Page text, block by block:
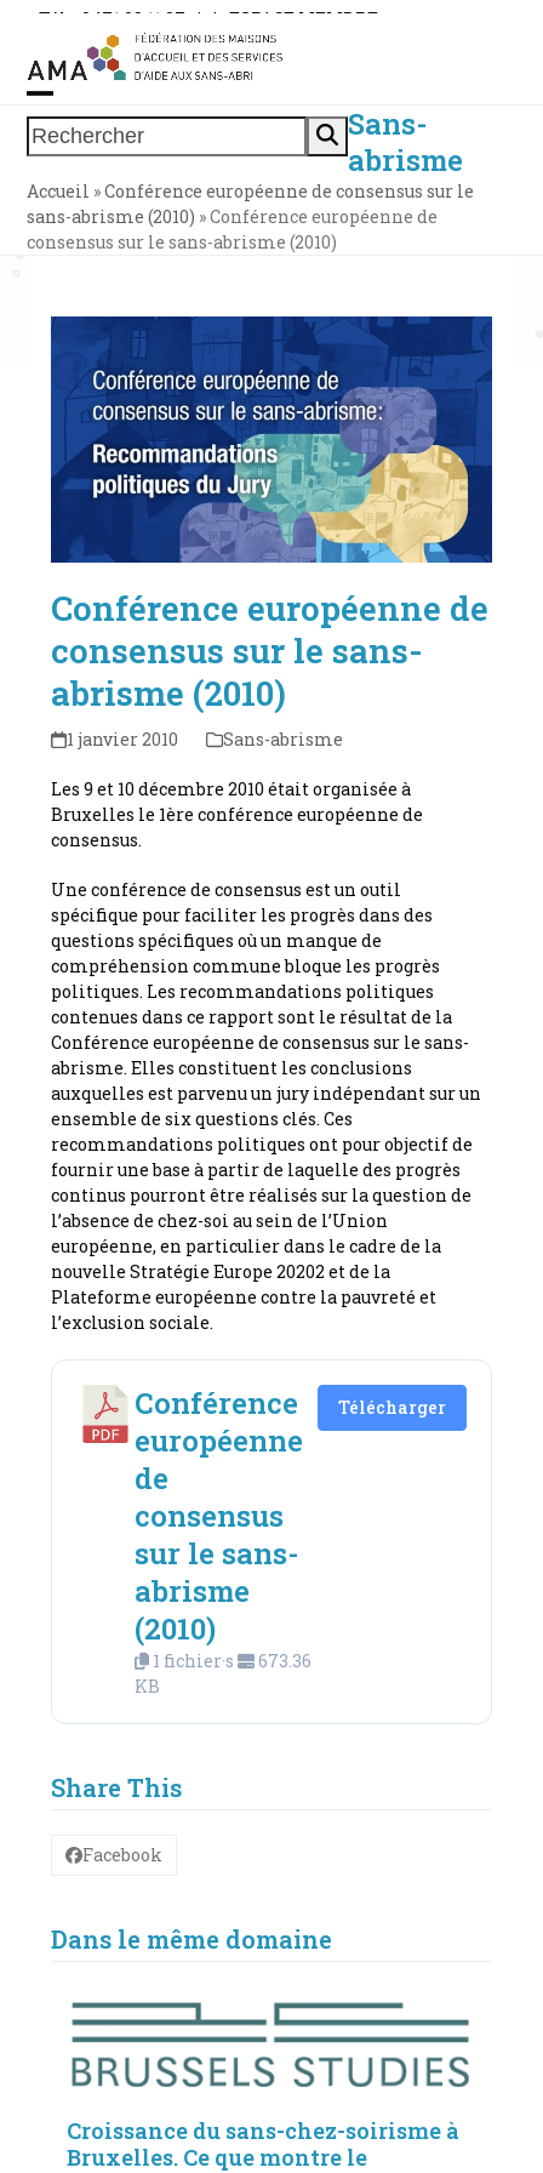
Skip
content
Tél. : 0471 38 11 37 | | ESPACE MEMBRE
Rechercher
Open
mobile
menu
Close
mobile
menu
Sans-
abrisme
Accueil »Conférence européenne de consensus sur le
sans-abrisme (2010) »Conférence européenne de
consensus sur le sans-abrisme (2010)
Conférence européenne de
consensus sur le sans-
abrisme (2010)
1 janvier 2010 Sans-abrisme
Les 9 et 10 décembre 2010 était organisée à
Bruxelles le 1ère conférence européenne de
consensus.
Une conférence de consensus est un outil
spécifique pour faciliter les progrès dans des
questions spécifiques où un manque de
compréhension commune bloque les progrès
politiques. Les recommandations politiques
contenues dans ce rapport sont le résultat de la
Conférence européenne de consensus sur le sans-
abrisme. Elles constituent les conclusions
auxquelles est parvenu un jury indépendant sur un
ensemble de six questions clés. Ces
recommandations politiques ont pour objectif de
fournir une base à partir de laquelle des progrès
continus pourront être réalisés sur la question de
l’absence de chez-soi au sein de l’Union
européenne, en particulier dans le cadre de la
nouvelle Stratégie Europe 20202 et de la
Plateforme européenne contre la pauvreté et
l’exclusion sociale.
Conférence
européenne
de
consensus
sur le sans-
abrisme
(2010)
1 fichier·s
673.36
KB
Télécharger
Share This
Facebook
Dans le même domaine
Croissance du sans-chez-soirisme à
Bruxelles. Ce que montre le